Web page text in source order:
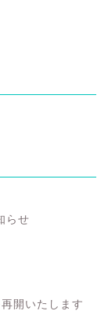
らせ
開いたします